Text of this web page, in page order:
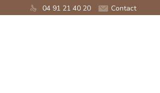
04 91 21 40 20 Contact